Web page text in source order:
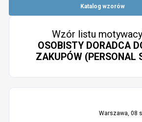
Katalog wzorów
Wzór listu
OSOBISTY DORADCA
ZAKUPÓW (PERSONAL
Warszawa, 08